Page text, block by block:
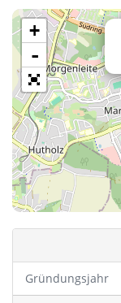
+
-
Gründungsjahr